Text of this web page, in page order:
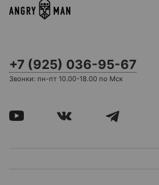
+7 (925) 036-95-67
Звонки: пн-пт 10.00-18.00 по Мск